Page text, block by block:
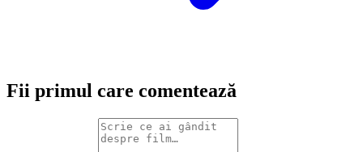
Fii primul care comentează